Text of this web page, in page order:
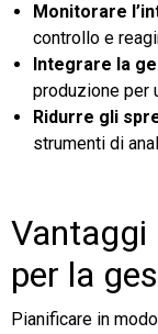
Monitorare
controllo e
Integrare la
produzione per
Ridurre gli
strumenti di
Vantaggi
per la
Pianificare in